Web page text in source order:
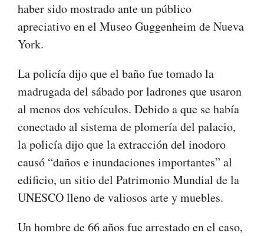
haber sido mostrado ante un público
apreciativo en el Museo Guggenheim de Nueva
York.
La policía dijo que el baño fue tomado la
madrugada del sábado por ladrones que usaron
al menos dos vehículos. Debido a que se había
conectado al sistema de plomería del palacio,
la policía dijo que la extracción del inodoro
causó “daños e inundaciones importantes” al
edificio, un sitio del Patrimonio Mundial de la
UNESCO lleno de valiosos arte y muebles.
Un hombre de 66 años fue arrestado en el caso,